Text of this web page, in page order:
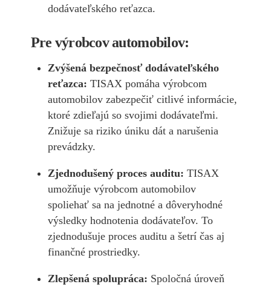
dodávateľského reťazca.
Pre výrobcov automobilov:
Zvýšená bezpečnosť dodávateľského
reťazca: TISAX pomáha výrobcom
automobilov zabezpečiť citlivé informácie,
ktoré zdieľajú so svojimi dodávateľmi.
Znižuje sa riziko úniku dát a narušenia
prevádzky.
Zjednodušený proces auditu: TISAX
umožňuje výrobcom automobilov
spoliehať sa na jednotné a dôveryhodné
výsledky hodnotenia dodávateľov. To
zjednodušuje proces auditu a šetrí čas aj
finančné prostriedky.
Zlepšená spolupráca: Spoločná úroveň